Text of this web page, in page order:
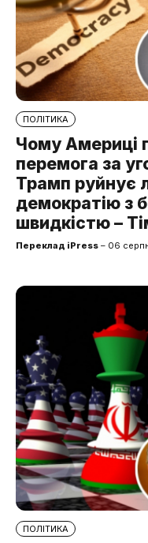
ПОЛІТИКА
Чому Америці
перемога за
Трамп руйнує
демократію з
швидкістю –
Переклад iPress – 06
ПОЛІТИКА